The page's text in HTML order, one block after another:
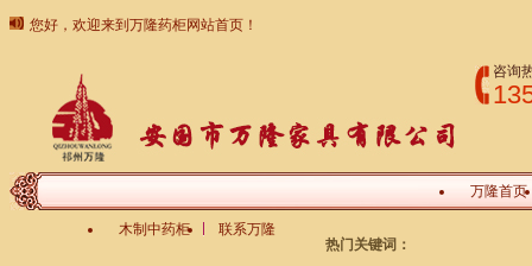
您好，欢迎来到万隆药柜网站首页！
咨询
万隆首页
木制中药柜
联系万隆
热门关键词：